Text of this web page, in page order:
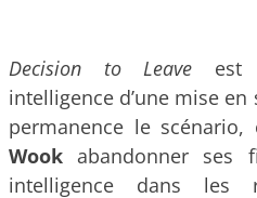
Decision to Leave est
intelligence d’une mise
permanence le
Wook abandonner ses
intelligence dans les